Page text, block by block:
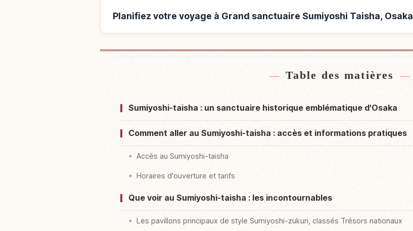
Planifiez votre voyage à Grand sanctuaire Sumiyoshi Taisha, Osaka
Table des matières
Sumiyoshi-taisha : un sanctuaire historique emblématique d'Osaka
Comment aller au Sumiyoshi-taisha : accès et informations pratiques
Accès au Sumiyoshi-taisha
Horaires d'ouverture et tarifs
Que voir au Sumiyoshi-taisha : les incontournables
Les pavillons principaux de style Sumiyoshi-zukuri, classés Trésors nationaux